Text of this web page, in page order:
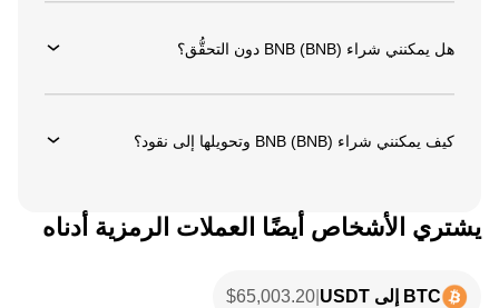
هل يمكنني شراء BNB (BNB) دون التحقُّق؟
كيف يمكنني شراء BNB (BNB) وتحويلها إلى نقود؟
يشتري الأشخاص أيضًا العملات الرمزية أدناه
BTC إلى USDT $65,003.20